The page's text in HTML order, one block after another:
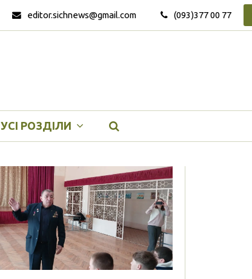
editor.sichnews@gmail.com (093)377 00 77
УСІ РОЗДІЛИ